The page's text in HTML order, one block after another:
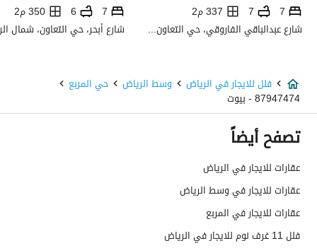
استخدام العقار
-
السعر
400000
المساحة
خدمات العقار
كهرباء
نعم
7
7
337 م2
شارع عبدالباقي الفاروقي، حي التعاون، شمال الرياض، الرياض
7
6 350 م2
فلل للايجار في الرياض وسط الرياض حي المربع
87947474 - بيوت
تصفح أيضاً
عقارات للايجار في الرياض
عقارات للايجار في وسط الرياض
عقارات للايجار في المربع
فلل 11 غرف نوم للايجار في الرياض